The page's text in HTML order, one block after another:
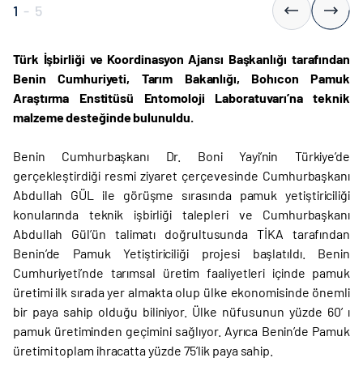
1 - 5
Türk İşbirliği ve Koordinasyon Ajansı Başkanlığı tarafından
Benin Cumhuriyeti, Tarım Bakanlığı, Bohıcon Pamuk
Araştırma Enstitüsü Entomoloji Laboratuvarı’na teknik
malzeme desteğinde bulunuldu.
Benin Cumhurbaşkanı Dr. Boni Yayi’nin Türkiye’de
gerçekleştirdiği resmi ziyaret çerçevesinde Cumhurbaşkanı
Abdullah GÜL ile görüşme sırasında pamuk yetiştiriciliği
konularında teknik işbirliği talepleri ve Cumhurbaşkanı
Abdullah Gül’ün talimatı doğrultusunda TİKA tarafından
Benin’de Pamuk Yetiştiriciliği projesi başlatıldı. Benin
Cumhuriyeti’nde tarımsal üretim faaliyetleri içinde pamuk
üretimi ilk sırada yer almakta olup ülke ekonomisinde önemli
bir paya sahip olduğu biliniyor. Ülke nüfusunun yüzde 60’ ı
pamuk üretiminden geçimini sağlıyor. Ayrıca Benin’de Pamuk
üretimi toplam ihracatta yüzde 75’lik paya sahip.